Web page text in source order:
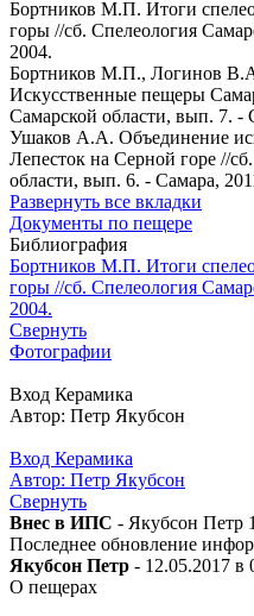
Бортников М.П. Итоги
горы //сб. Спелеология
2004.
Бортников М.П., Логинов
Искусственные пещеры
Самарской области, вып. 7. -
Ушаков А.А. Объединение
Лепесток на Серной горе //
области, вып. 6. - Самара,
Развернуть все вкладки
Документы по пещере
Библиография
Бортников М.П. Итоги
горы //сб. Спелеология
2004.
Свернуть
Фотографии
Вход Керамика
Автор: Петр Якубсон
Вход Керамика
Автор: Петр Якубсон
Свернуть
Внес в ИПС - Якубсон Петр
Последнее обновление
Якубсон Петр - 12.05.2017 в
О пещерах